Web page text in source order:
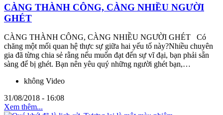
CÀNG THÀNH CÔNG, CÀNG NHIỀU NGƯỜI
GHÉT
CÀNG THÀNH CÔNG, CÀNG NHIỀU NGƯỜI GHÉT Có
chăng một mối quan hệ thực sự giữa hai yếu tố này?Nhiều chuyên
gia đã từng chia sẻ rằng nếu muốn đạt đến sự vĩ đại, bạn phải sẵn
sàng để bị ghét. Bạn nên yêu quý những người ghét bạn,…
không Video
31/08/2018 - 16:08
Xem thêm...